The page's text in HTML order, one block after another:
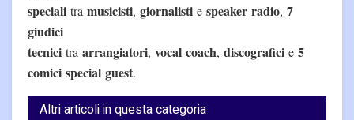
speciali tra musicisti, giornalisti e speaker radio, 7
giudici
tecnici tra arrangiatori, vocal coach, discografici e 5
comici special guest.
Altri articoli in questa categoria